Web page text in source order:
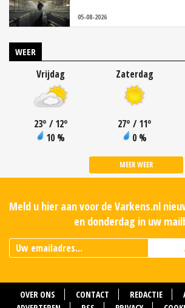
05-08-2026
WEER
Vrijdag
23° / 12°
10 %
Zaterdag
27° / 11°
0 %
MEER WEER
Meld u hier aan voor de Varkens.nl
en donderdag in uw
OVER ONS CONTACT REDACTIE